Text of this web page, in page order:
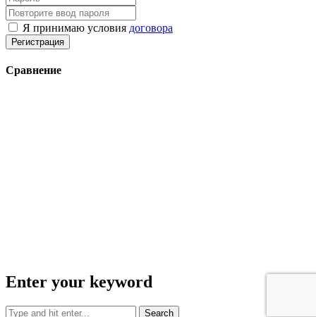
Я принимаю условия договора
Регистрация
Сравнение
Enter your keyword
Search